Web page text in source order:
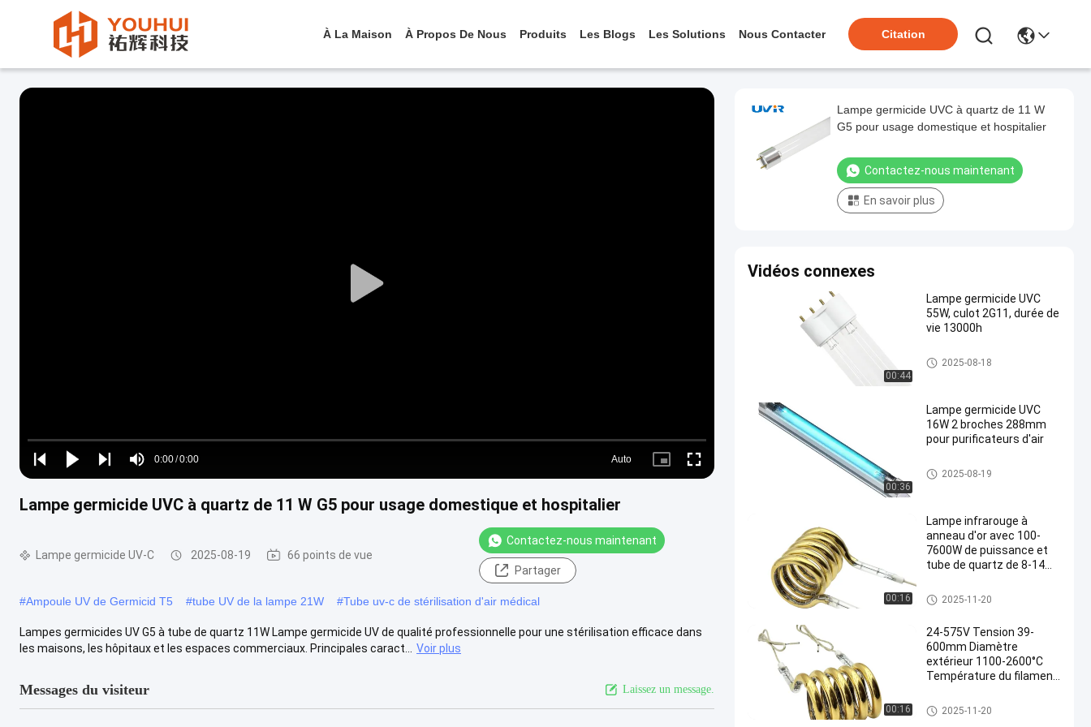
À La Maison À Propos De Nous Produits Les Blogs Les Solutions Nous Contacter Citation
Play
Play
Play
Play
Mute
Time
0:00/0:00
Loaded:
0%
Auto
Picture- Fullscreen
Lampe germicide UVC à quartz de 11 W G5 pour usage domestique et hospitalier
Lampe germicide UV-C 2025-08-19 66 points de vue
Contactez-nous maintenant
Partager
#Ampoule UV de Germicid T5 #tube UV de la lampe 21W #Tube uv-c de stérilisation d'air médical
Lampes germicides UV G5 à tube de quartz 11W Lampe germicide UV de qualité professionnelle pour une stérilisation efficace dans
les maisons, les hôpitaux et les espaces commerciaux. Principales caract...
Voir plus
Messages du visiteur Laissez un message.
Lampe germicide UVC à quartz de 11 W
G5 pour usage domestique et hospitalier
Contactez-nous maintenant
En savoir plus
Vidéos connexes
00:44
Lampe germicide UVC
55W, culot 2G11, durée de
vie 13000h
Lampe germicide UV-C
2025-08-18
00:36
Lampe germicide UVC
16W 2 broches 288mm
pour purificateurs d'air
Lampe germicide UV-C
2025-08-19
00:16
Lampe infrarouge à
anneau d'or avec 100-
7600W de puissance et
tube de quartz de 8-14
efficace
Ring Infrared Lamps
2025-11-20
00:16
24-575V Tension 39-
600mm Diamètre
extérieur 1100-2600°C
Température du filament
Circulaire tube de
chauffage infrarouge
Ring Infrared Lamps
2025-11-20